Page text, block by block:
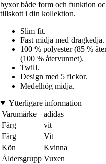
byxor både form och funktion
tillskott i din kollektion.
Slim fit.
Fast midja med dragkedja.
100 % polyester (85 %
(100 % återvunnet).
Twill.
Design med 5 fickor.
Medelhög midja.
Ytterligare information
Varumärke
adidas
Färg
vit
Färg
Vit
Kön
Kvinna
Åldersgrupp Vuxen